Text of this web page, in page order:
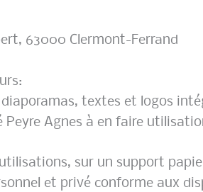
63000 Clermont-Ferrand
textes et logos
Agnes à en faire
sur un support
et privé conforme aux